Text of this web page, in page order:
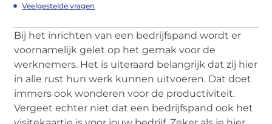
Veelgestelde vragen
Bij het inrichten van een bedrijfspand wordt er
voornamelijk gelet op het gemak voor de
werknemers. Het is uiteraard belangrijk dat zij hier
in alle rust hun werk kunnen uitvoeren. Dat doet
immers ook wonderen voor de productiviteit.
Vergeet echter niet dat een bedrijfspand ook het